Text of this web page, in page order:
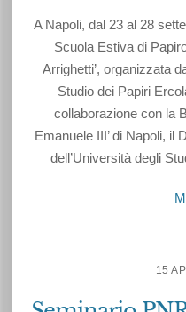
A Napoli, dal 23 al 28
Scuola Estiva di
Arrighetti’, organizzata
Studio dei Papiri
collaborazione con la
Emanuele III’ di Napoli, il
dell’Università degli
15